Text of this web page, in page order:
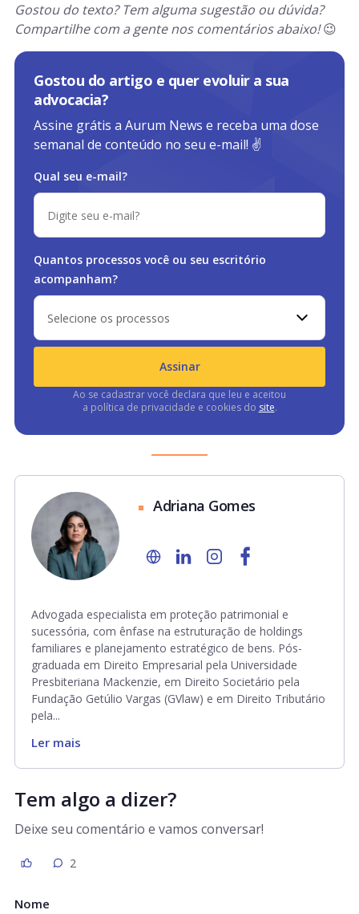
Gostou do texto? Tem alguma sugestão ou dúvida?
Compartilhe com a gente nos comentários abaixo!😉
Gostou do artigo e quer evoluir a sua
advocacia?
Assine grátis a Aurum News e receba uma dose
semanal de conteúdo no seu e-mail! ✌️
Qual seu e-mail?
Quantos processos você ou seu escritório
acompanham?
Selecione os processos
Assinar
Ao se cadastrar você declara que leu e aceitou
a política de privacidade e cookies do site.
Adriana Gomes
Advogada especialista em proteção patrimonial e
sucessória, com ênfase na estruturação de holdings
familiares e planejamento estratégico de bens. Pós-
graduada em Direito Empresarial pela Universidade
Presbiteriana Mackenzie, em Direito Societário pela
Fundação Getúlio Vargas (GVlaw) e em Direito Tributário
pela...
Ler mais
Tem algo a dizer?
Deixe seu comentário e vamos conversar!
2
Nome